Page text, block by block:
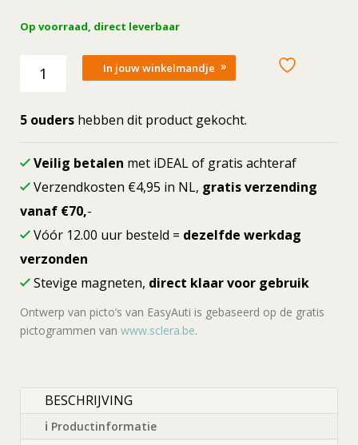
Op voorraad, direct leverbaar
picto
(weer)
In jouw winkelmandje
5 ouders hebben dit product gekocht.
Veilig betalen met iDEAL of gratis achteraf
Verzendkosten €4,95 in NL, gratis verzending
vanaf €70,-
Vóór 12.00 uur besteld = dezelfde werkdag
verzonden
Stevige magneten, direct klaar voor gebruik
Ontwerp van picto’s van EasyAuti is gebaseerd op de gratis
pictogrammen van www.sclera.be.
BESCHRIJVING
ℹ Productinformatie